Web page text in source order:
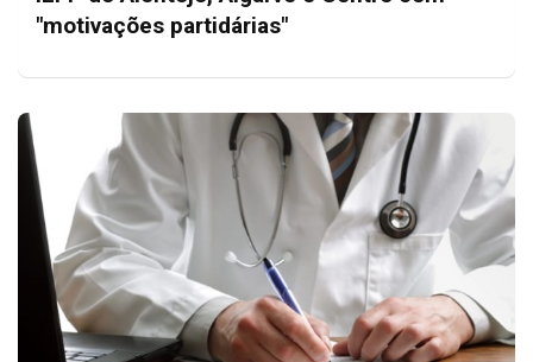
"motivações partidárias"